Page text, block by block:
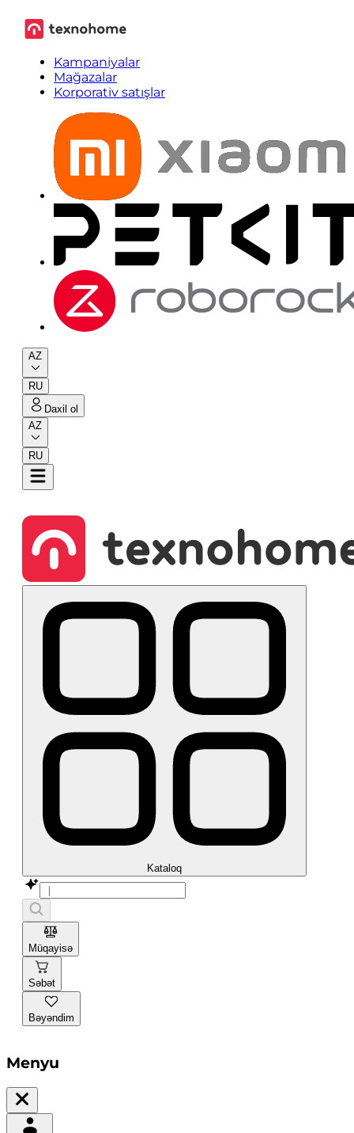
Kampaniyalar
Mağazalar
Korporativ satışlar
AZ
RU
Daxil ol
AZ
RU
Kataloq
Müqayisə
Səbət
Bəyəndim
Menyu